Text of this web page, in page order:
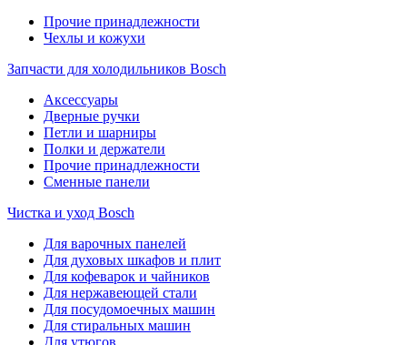
Прочие принадлежности
Чехлы и кожухи
Запчасти для холодильников Bosch
Аксессуары
Дверные ручки
Петли и шарниры
Полки и держатели
Прочие принадлежности
Сменные панели
Чистка и уход Bosch
Для варочных панелей
Для духовых шкафов и плит
Для кофеварок и чайников
Для нержавеющей стали
Для посудомоечных машин
Для стиральных машин